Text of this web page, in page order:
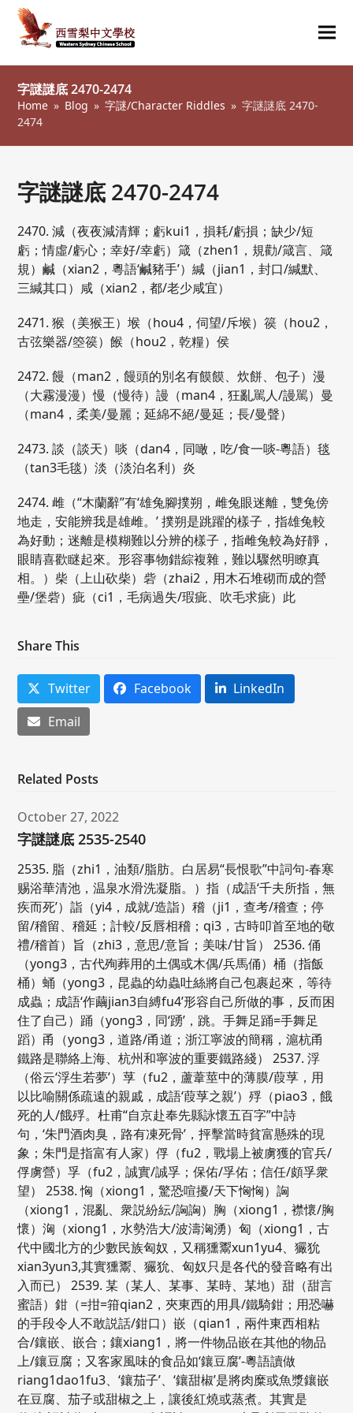
字謎謎底 2470-2474
Home » Blog » 字謎/Character Riddles » 字謎謎底 2470-
2474
字謎謎底 2470-2474
2470. 減（夜夜減清輝；虧kui1，損耗/虧損；缺少/短
虧；情虛/虧心；幸好/幸虧）箴（zhen1，規勸/箴言、箴
規）鹹（xian2，粵語‘鹹豬手’）緘（jian1，封口/緘默、
三緘其口）咸（xian2，都/老少咸宜）
2471. 猴（美猴王）堠（hou4，伺望/斥堠）篌（hou2，
古弦樂器/箜篌）餱（hou2，乾糧）侯
2472. 饅（man2，饅頭的別名有饃饃、炊餅、包子）漫
（大霧漫漫）慢（慢待）謾（man4，狂亂駡人/謾駡）曼
（man4，柔美/曼麗；延綿不絕/曼延；長/曼聲）
2473. 談（談天）啖（dan4，同噉，吃/食一啖-粵語）毯
（tan3毛毯）淡（淡泊名利）炎
2474. 雌（“木蘭辭”有‘雄兔腳撲朔，雌兔眼迷離，雙兔傍
地走，安能辨我是雄雌。’ 撲朔是跳躍的樣子，指雄兔較
為好動；迷離是模糊難以分辨的樣子，指雌兔較為好靜，
眼睛喜歡瞇起來。形容事物錯綜複雜，難以驟然明瞭真
相。）柴（上山砍柴）砦（zhai2，用木石堆砌而成的營
壘/堡砦）疵（ci1，毛病過失/瑕疵、吹毛求疵）此
Share This
Twitter Facebook
LinkedIn
Email
Related Posts
October 27, 2022
字謎謎底 2535-2540
2535. 脂（zhi1，油類/脂肪。白居易“長恨歌”中詞句-春寒
赐浴華清池，温泉水滑洗凝脂。）指（成語‘千夫所指，無
疾而死’）詣（yi4，成就/造詣）稽（ji1，查考/稽查；停
留/稽留、稽延；計較/反唇相稽；qi3，古時叩首至地的敬
禮/稽首）旨（zhi3，意思/意旨；美味/甘旨） 2536. 俑
（yong3，古代殉葬用的土偶或木偶/兵馬俑）桶（指飯
桶）蛹（yong3，昆蟲的幼蟲吐絲將自己包裹起來，等待
成蟲；成語‘作繭jian3自縛fu4’形容自己所做的事，反而困
住了自己）踊（yong3，同‘踴’，跳。手舞足踊=手舞足
蹈）甬（yong3，道路/甬道；浙江寧波的簡稱，滬杭甬
鐵路是聯絡上海、杭州和寧波的重要鐵路綫） 2537. 浮
（俗云‘浮生若夢’）莩（fu2，蘆葦莖中的薄膜/葭莩，用
以比喻關係疏遠的親戚，成語‘葭莩之親’）殍（piao3，餓
死的人/餓殍。杜甫“自京赴奉先縣詠懷五百字”中詩
句，‘朱門酒肉臭，路有凍死骨’，抨擊當時貧富懸殊的現
象；朱門是指富有人家）俘（fu2，戰場上被虜獲的官兵/
俘虜營）孚（fu2，誠實/誠孚；保佑/孚佑；信任/頗孚衆
望） 2538. 恟（xiong1，驚恐喧擾/天下恟恟）詾
（xiong1，混亂、衆説紛紜/詾詾）胸（xiong1，襟懷/胸
懷）洶（xiong1，水勢浩大/波濤洶湧）匈（xiong1，古
代中國北方的少數民族匈奴，又稱獯鬻xun1yu4、玁狁
xian3yun3,其實獯鬻、玁狁、匈奴只是各代的發音略有出
入而已） 2539. 某（某人、某事、某時、某地）甜（甜言
蜜語）鉗（=拑=箝qian2，夾東西的用具/鐵騎鉗；用恐嚇
的手段令人不敢説話/鉗口）嵌（qian1，兩件東西相粘
合/鑲嵌、嵌合；鑲xiang1，將一件物品嵌在其他的物品
上/鑲豆腐；又客家風味的食品如‘鑲豆腐’-粵語讀做
riang1dao1fu3、‘鑲茄子’、‘鑲甜椒’是將肉糜或魚漿鑲嵌
在豆腐、茄子或甜椒之上，讓後紅燒或蒸煮。其實是